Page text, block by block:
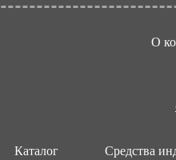
О
Каталог Средства